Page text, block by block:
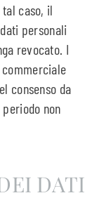
tal caso, il
personali
revocato. I
consenso da
non
DATI